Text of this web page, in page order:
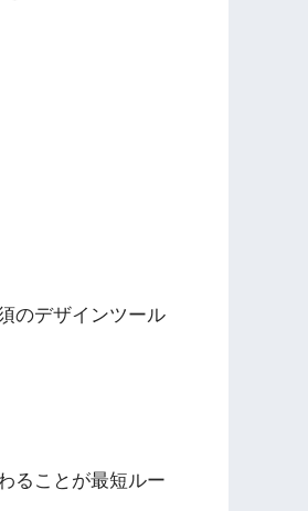
のデザインツール
ることが最短ルー